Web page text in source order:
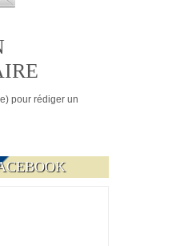
pour rédiger un